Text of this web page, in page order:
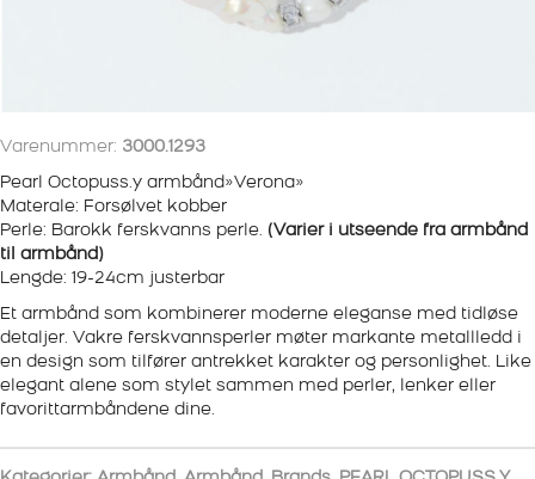
Varenummer: 3000.1293
Pearl Octopuss.y armbånd»Verona»
Materale: Forsølvet kobber
Perle: Barokk ferskvanns perle. (Varier i utseende fra armbånd
til armbånd)
Lengde: 19-24cm justerbar
Et armbånd som kombinerer moderne eleganse med tidløse
detaljer. Vakre ferskvannsperler møter markante metallledd i
en design som tilfører antrekket karakter og personlighet. Like
elegant alene som stylet sammen med perler, lenker eller
favorittarmbåndene dine.